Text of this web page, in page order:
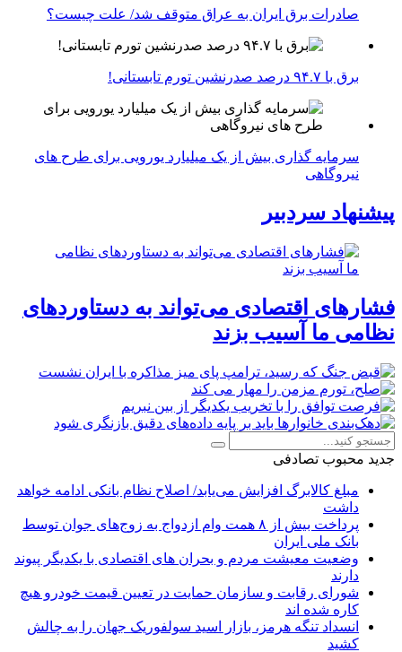
صادرات برق ایران به عراق متوقف شد/ علت چیست؟
برق با ۹۴.۷ درصد صدرنشین تورم تابستانی!
سرمایه گذاری بیش از یک میلیارد یورویی برای طرح های
نیروگاهی
پیشنهاد سردبیر
فشارهای اقتصادی می‌تواند به دستاوردهای
نظامی ما آسیب بزند
جدید محبوب تصادفی
مبلغ کالابرگ افزایش می‌یابد/ اصلاح نظام بانکی ادامه خواهد
داشت
پرداخت بیش از ۸ همت وام ازدواج به زوج‌های جوان توسط
بانک ملی ایران
وضعیت معیشت مردم و بحران های اقتصادی با یکدیگر پیوند
دارند
شورای رقابت و سازمان حمایت در تعیین قیمت خودرو هیچ
کاره شده اند
انسداد تنگه هرمز، بازار اسید سولفوریک جهان را به چالش
کشید